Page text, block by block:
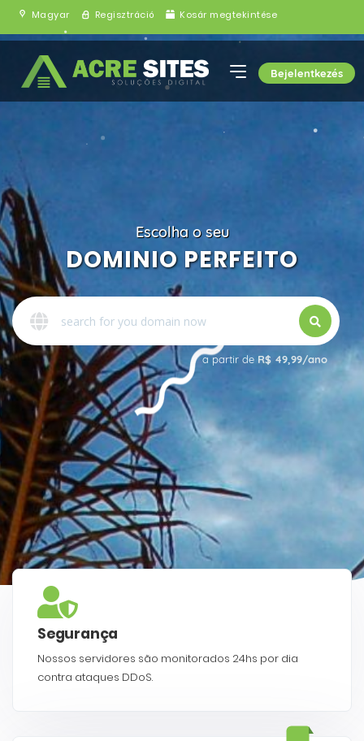
Magyar Regisztráció Kosár megtekintése
Bejelentkezés
Escolha o seu
DOMINIO PERFEITO
a partir de R$ 49,99/ano
Segurança
Nossos servidores são monitorados 24hs por dia
contra ataques DDoS.